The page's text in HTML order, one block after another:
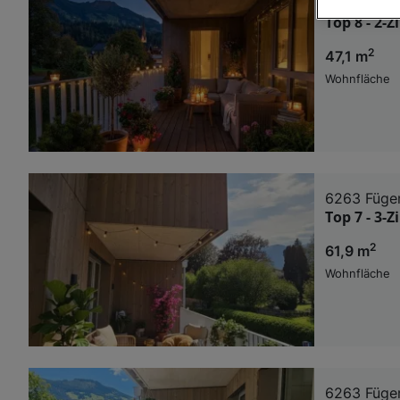
Top 8 - 2-
47,1 m2
Wohnfläche
6263
Top 7 - 3-
61,9 m2
Wohnfläche
6263
Wir und